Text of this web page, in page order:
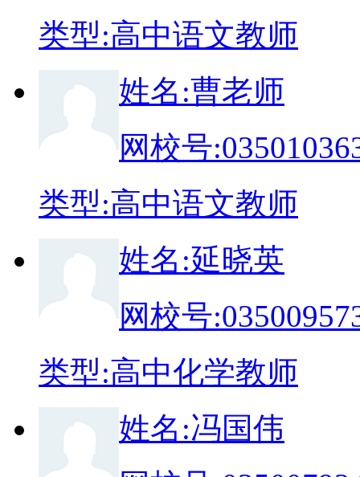
类型:高中语文教师
姓名:曹老师
网校号:
类型:高中语文教师
姓名:延晓英
网校号:
类型:高中化学教师
姓名:冯国伟